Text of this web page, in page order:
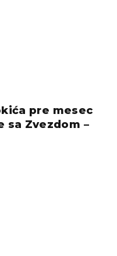
pre mesec
sa Zvezdom –